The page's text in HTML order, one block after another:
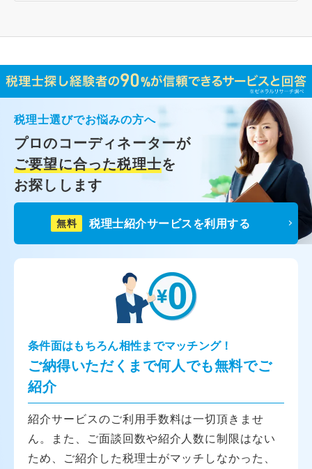
税理士選びでお悩みの方へ
プロのコーディネーターが
ご要望に合った税理士を
お探しします
無料 税理士紹介サービスを利用する
条件面はもちろん相性までマッチング！
ご納得いただくまで何人でも無料でご
紹介
紹介サービスのご利用手数料は一切頂きませ
ん。また、ご面談回数や紹介人数に制限はない
ため、ご紹介した税理士がマッチしなかった、